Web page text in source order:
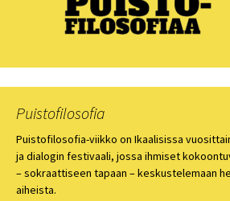
Puistofilosofia
Puistofilosofia-viikko on Ikaalisissa
ja dialogin festivaali, jossa ihmiset
– sokraattiseen tapaan – keskustelemaan
aiheista.